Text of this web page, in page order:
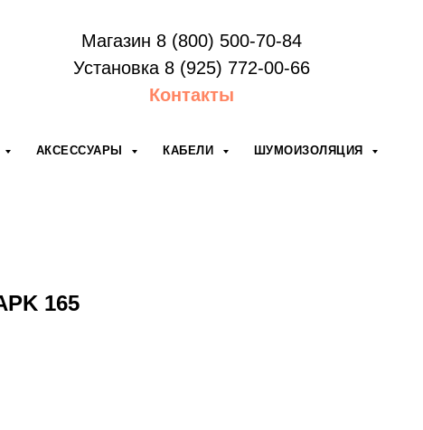
Магазин 8 (800) 500-70-84
Установка 8 (925) 772-00-66
Контакты
АКСЕССУАРЫ КАБЕЛИ
ШУМОИЗОЛЯЦИЯ
165